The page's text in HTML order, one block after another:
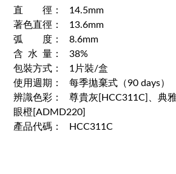
直 徑： 14.5mm
著色直徑： 13.6mm
弧 度： 8.6mm
含 水 量： 38%
包裝方式： 1片裝/盒
使用週期： 每季拋棄式（90 days）
辨識色彩： 尊貴灰[HCC311C]、典
眼橙[ADMD220]
產品代碼：
HCC311C